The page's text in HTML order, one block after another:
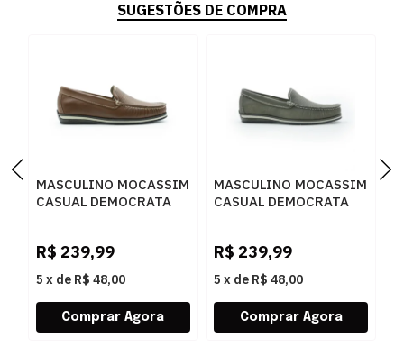
SUGESTÕES DE COMPRA
MASCULINO MOCASSIM
CASUAL DEMOCRATA
R$ 239,99
5 x de R$ 48,00
MASCULINO MOCASSIM
CASUAL DEMOCRATA
R$ 239,99
5 x de R$ 48,00